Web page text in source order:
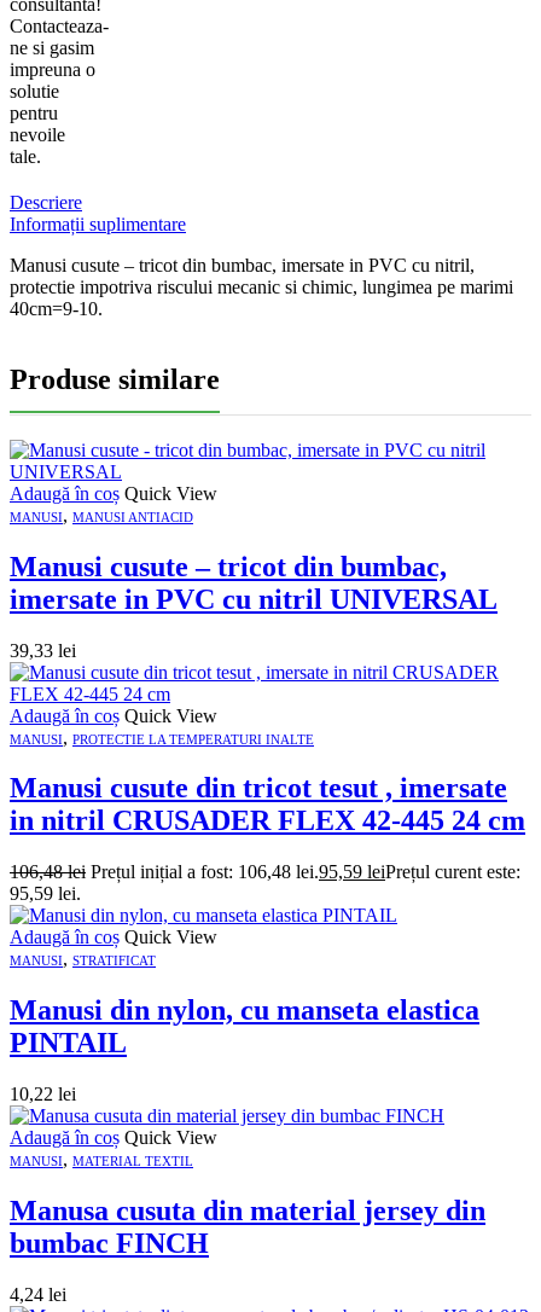
Contacteaza-
ne si gasim
impreuna o
solutie
pentru
nevoile
tale.
Descriere
Informații suplimentare
Manusi cusute – tricot din bumbac, imersate in PVC cu nitril,
protectie impotriva riscului mecanic si chimic, lungimea pe marimi
40cm=9-10.
Produse similare
Adaugă în coș Quick View
MANUSI, MANUSI ANTIACID
Manusi cusute – tricot din bumbac,
imersate in PVC cu nitril UNIVERSAL
39,33 lei
Adaugă în coș Quick View
MANUSI, PROTECTIE LA TEMPERATURI INALTE
Manusi cusute din tricot tesut , imersate
in nitril CRUSADER FLEX 42-445 24 cm
106,48lei Prețul inițial a fost: 106,48 lei.95,59 leiPrețul curent este:
95,59 lei.
Adaugă în coș Quick View
MANUSI, STRATIFICAT
Manusi din nylon, cu manseta elastica
PINTAIL
10,22 lei
Adaugă în coș Quick View
MANUSI, MATERIAL TEXTIL
Manusa cusuta din material jersey din
bumbac FINCH
4,24 lei